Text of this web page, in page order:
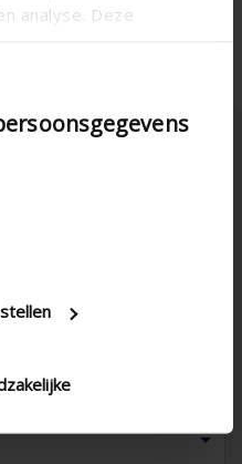
analyse. Deze
ze heeft verstrekt of
basis van uw gebruik